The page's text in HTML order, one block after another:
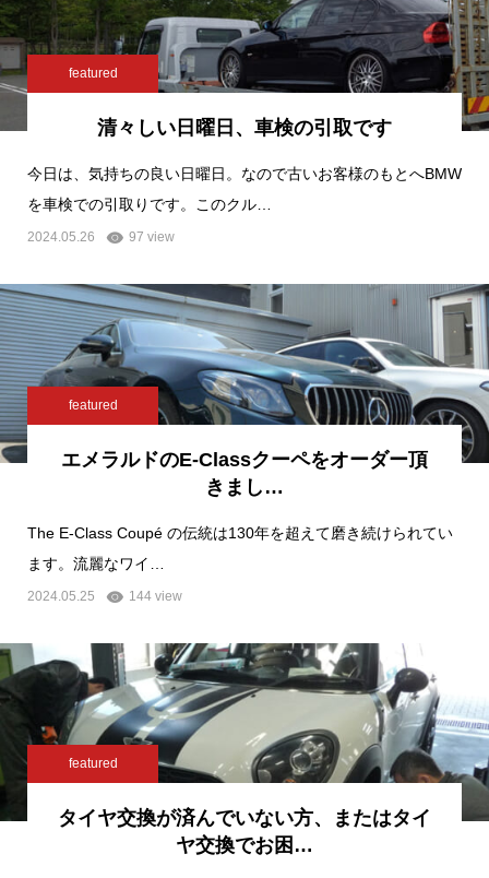
featured
清々しい日曜日、車検の引取です
今日は、気持ちの良い日曜日。なので古いお客様のもとへBMW
を車検での引取りです。このクル…
2024.05.26 97 view
featured
エメラルドのE-Classクーペをオーダー頂
きまし…
The E-Class Coupé の伝統は130年を超えて磨き続けられてい
ます。流麗なワイ…
2024.05.25 144 view
featured
タイヤ交換が済んでいない方、またはタイ
ヤ交換でお困…